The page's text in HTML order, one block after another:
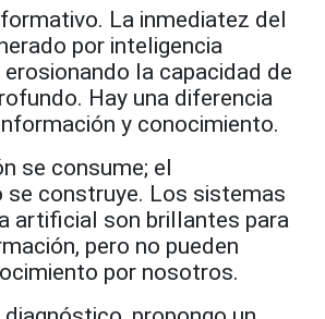
La inmediatez del
por inteligencia
la capacidad de
Hay una diferencia
y conocimiento.
se consume; el
se construye. Los sistemas
artificial son brillantes para
pero no pueden
por nosotros.